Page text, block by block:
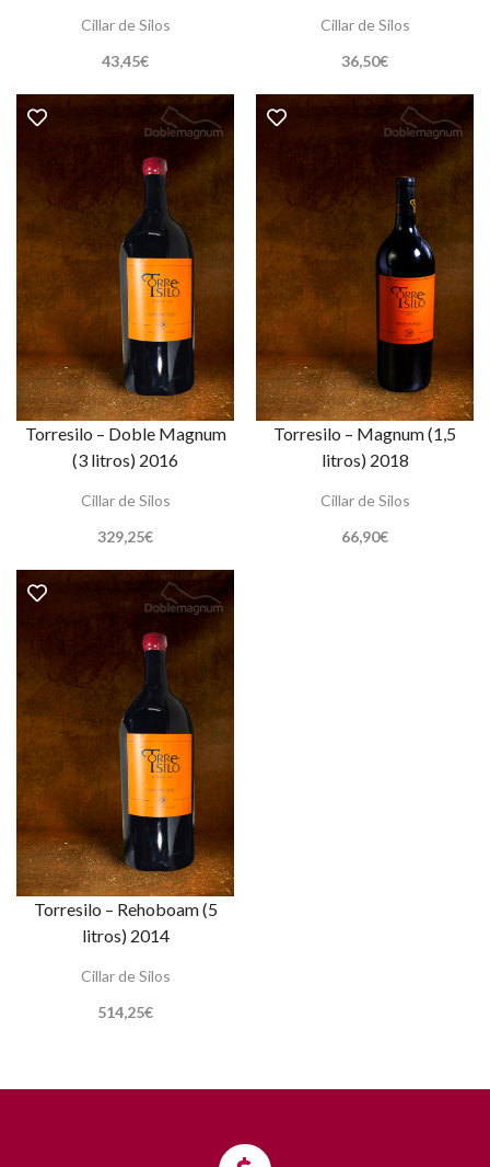
Cillar de Silos
43,45€
Cillar de Silos
36,50€
Torresilo – Doble Magnum
(3 litros) 2016
Cillar de Silos
329,25€
Torresilo – Magnum (1,5
litros) 2018
Cillar de Silos
66,90€
Torresilo – Rehoboam (5
litros) 2014
Cillar de Silos
514,25€